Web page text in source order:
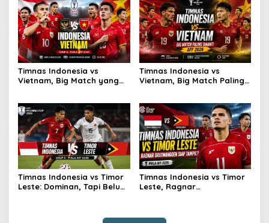
Timnas Indonesia vs
Vietnam, Big Match yang
Timnas Indonesia vs
Vietnam, Big Match Paling
Timnas Indonesia vs Timor
Leste: Dominan, Tapi Belum
Timnas Indonesia vs Timor
Leste, Ragnar